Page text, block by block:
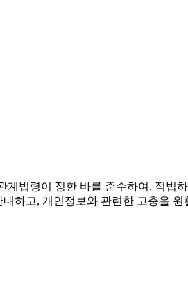
법령이 정한 바를 준수하여, 적법
하고, 개인정보와 관련한 고충을